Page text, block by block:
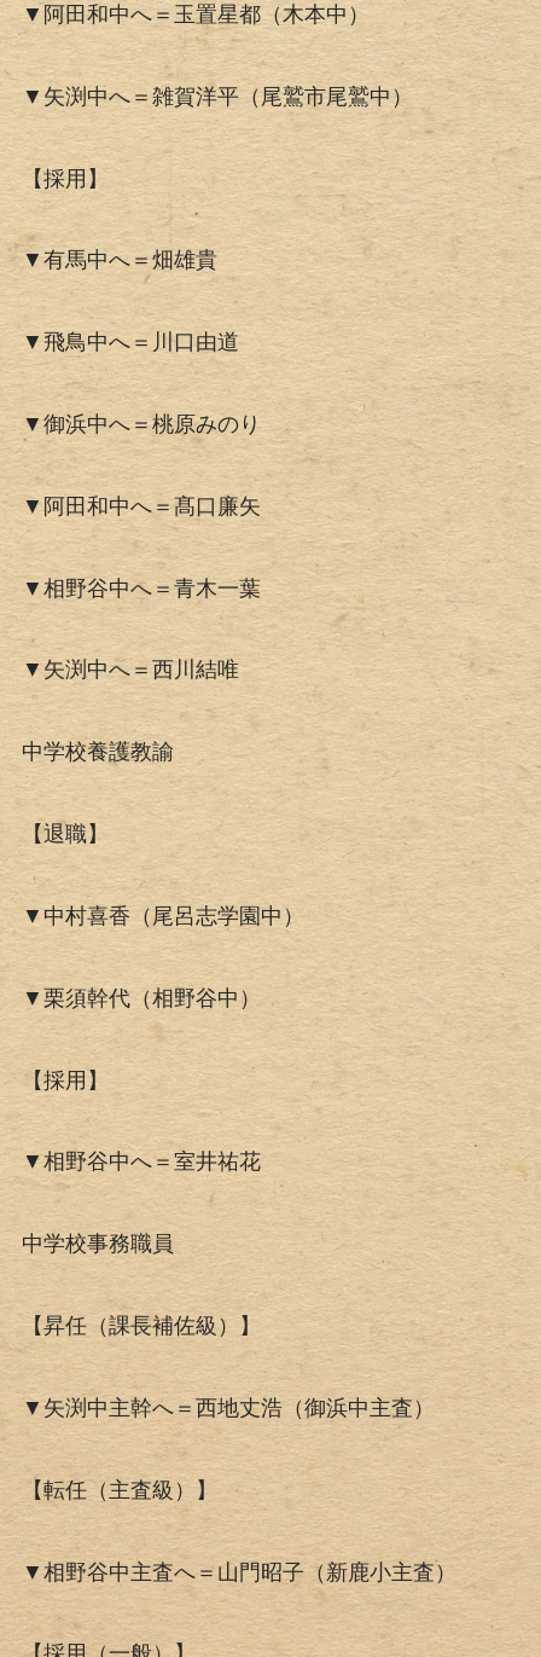
▼阿田和中へ＝玉置星都（木本中）
▼矢渕中へ＝雑賀洋平（尾鷲市尾鷲中）
【採用】
▼有馬中へ＝畑雄貴
▼飛鳥中へ＝川口由道
▼御浜中へ＝桃原みのり
▼阿田和中へ＝髙口廉矢
▼相野谷中へ＝青木一葉
▼矢渕中へ＝西川結唯
中学校養護教諭
【退職】
▼中村喜香（尾呂志学園中）
▼栗須幹代（相野谷中）
【採用】
▼相野谷中へ＝室井祐花
中学校事務職員
【昇任（課長補佐級）】
▼矢渕中主幹へ＝西地丈浩（御浜中主査）
【転任（主査級）】
▼相野谷中主査へ＝山門昭子（新鹿小主査）